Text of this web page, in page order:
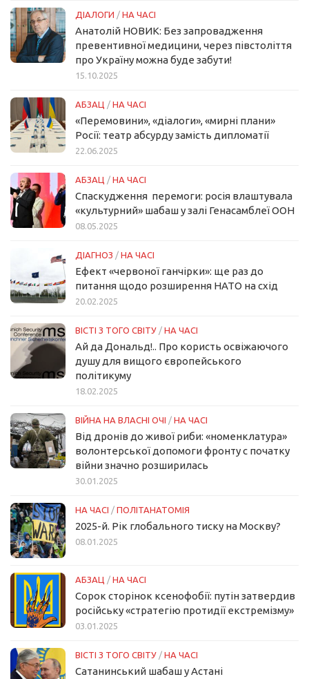
ДІАЛОГИ / НА ЧАСІ
Анатолій НОВИК: Без запровадження
превентивної медицини, через півстоліття
про Україну можна буде забути!
15.10.2025
АБЗАЦ / НА ЧАСІ
«Перемовини», «діалоги», «мирні плани»
Росії: театр абсурду замість дипломатії
22.06.2025
АБЗАЦ / НА ЧАСІ
Спаскудження перемоги: росія влаштувала
«культурний» шабаш у залі Генасамблеї ООН
08.05.2025
ДІАГНОЗ / НА ЧАСІ
Ефект «червоної ганчірки»: ще раз до
питання щодо розширення НАТО на схід
20.02.2025
ВІСТІ З ТОГО СВІТУ / НА ЧАСІ
Ай да Дональд!.. Про користь освіжаючого
душу для вищого європейського
політикуму
18.02.2025
ВІЙНА НА ВЛАСНІ ОЧІ / НА ЧАСІ
Від дронів до живої риби: «номенклатура»
волонтерської допомоги фронту с початку
війни значно розширилась
30.01.2025
НА ЧАСІ / ПОЛІТАНАТОМІЯ
2025-й. Рік глобального тиску на Москву?
08.01.2025
АБЗАЦ / НА ЧАСІ
Сорок сторінок ксенофобії: путін затвердив
російську «стратегію протидії екстремізму»
03.01.2025
ВІСТІ З ТОГО СВІТУ / НА ЧАСІ
Сатанинський шабаш у Астані